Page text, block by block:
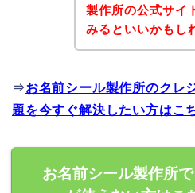
製作所の公式サイ
みるといいかもし
⇒お名前シール製作所のクレ
題を今すぐ解決したい方はこ
お名前シール製作所